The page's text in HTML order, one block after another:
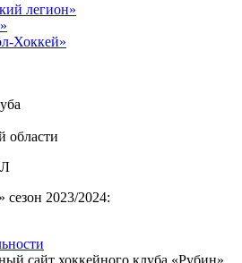
легион»
Хоккей»
области
2023/2024:
сайт хоккейного клуба «Рубин»